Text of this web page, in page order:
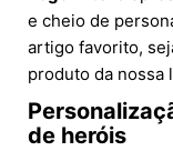
e cheio de
artigo favorito,
produto da nossa
de heróis